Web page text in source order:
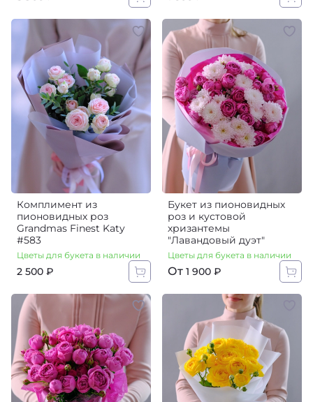
Комплимент из
пионовидных роз
Grandmas Finest Katy
#583
Цветы для букета в наличии
2 500 ₽
Букет из пионовидных
роз и кустовой
хризантемы
"Лавандовый дуэт"
Цветы для букета в наличии
От 1 900 ₽